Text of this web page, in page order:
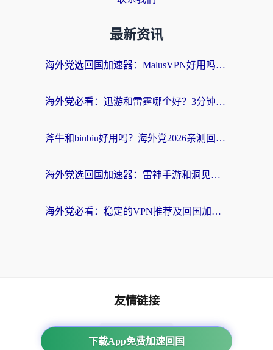
最新资讯
海外党选回国加速器：MalusVPN好用吗？和快帆VPN哪个好？附真实对比与避坑指南
海外党必看：迅游和雷霆哪个好？3分钟教你选对回国加速器，无缝刷国内剧玩手游
斧牛和biubiu好用吗？海外党2026亲测回国加速器指南，附番茄加速器深度体验
海外党选回国加速器：雷神手游和洞见哪个好？附iPhone免费VPN推荐及ChickCNUfunR实测
海外党必看：稳定的VPN推荐及回国加速器选择全攻略——告别地域限制，轻松刷国内资源
下载App免费加速回国
友情链接
海外回国加速器